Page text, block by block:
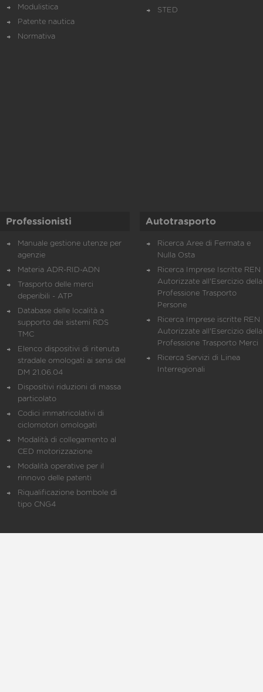
Modulistica
Patente nautica
Normativa
STED
Professionisti
Manuale gestione utenze per
agenzie
Materia ADR-RID-ADN
Trasporto delle merci
deperibili - ATP
Database delle località a
supporto dei sistemi RDS
TMC
Elenco dispositivi di ritenuta
stradale omologati ai sensi del
DM 21.06.04
Dispositivi riduzioni di massa
particolato
Codici immatricolativi di
ciclomotori omologati
Modalità di collegamento al
CED motorizzazione
Modalità operative per il
rinnovo delle patenti
Riqualificazione bombole di
tipo CNG4
Autotrasporto
Ricerca Aree di Fermata e
Nulla Osta
Ricerca Imprese Iscritte REN
Autorizzate all'Esercizio della
Professione Trasporto
Persone
Ricerca Imprese iscritte REN
Autorizzate all'Esercizio della
Professione Trasporto Merci
Ricerca Servizi di Linea
Interregionali